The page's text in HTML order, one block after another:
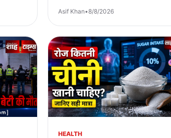
Asif Khan•8/8/2026
HEALTH